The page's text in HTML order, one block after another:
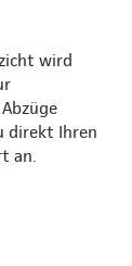
wird
direkt Ihren
an.